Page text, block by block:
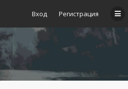
Вход Регистрация